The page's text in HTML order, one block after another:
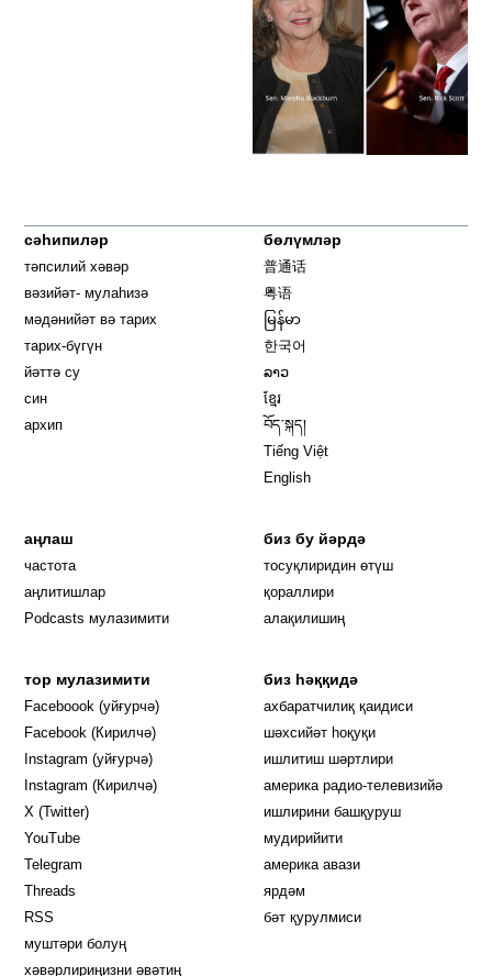
сәһипиләр
тәпсилий хәвәр
вәзийәт- мулаһизә
мәдәнийәт вә тарих
тарих-бүгүн
йәттә су
син
архип
бөлүмләр
普通话
粤语
မြန်မာ
한국어
ລາວ
ខ្មែរ
བོད་སྐད།
Tiếng Việt
English
аңлаш
частота
аңлитишлар
Podcasts мулазимити
биз бу йәрдә
тосуқлиридин өтүш
қораллири
алақилишиң
тор мулазимити
Faceboook (уйғурчә) Opens in new window
Facebook (Кирилчә) Opens in new window
Instagram (уйғурчә) Opens in new window
Instagram (Кирилчә) Opens in new window
X (Twitter)
YouTube
Telegram
Threads
RSS
муштәри болуң
хәвәрлириңизни әвәтиң
биз һәққидә
ахбаратчилиқ қаидиси
шәхсийәт һоқуқи
ишлитиш шәртлири
америка радио-телевизийә
ишлирини башқуруш
мудирийити
америка авази
ярдәм
бәт қурулмиси